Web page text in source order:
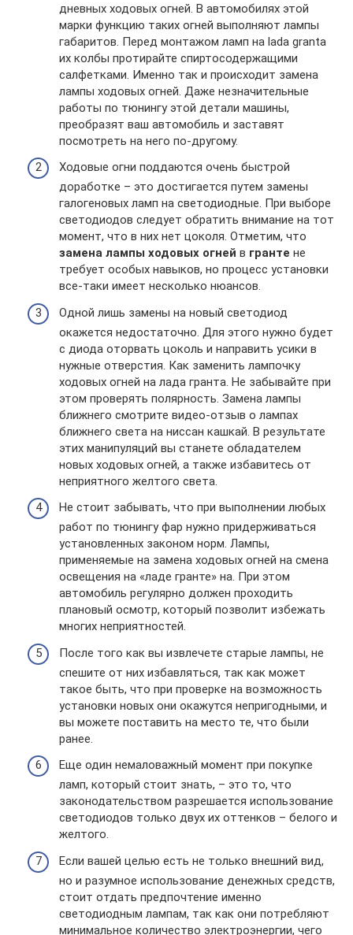
дневных ходовых огней. В автомобилях этой
марки функцию таких огней выполняют лампы
габаритов. Перед монтажом ламп на lada granta
их колбы протирайте спиртосодержащими
салфетками. Именно так и происходит замена
лампы ходовых огней. Даже незначительные
работы по тюнингу этой детали машины,
преобразят ваш автомобиль и заставят
посмотреть на него по-другому.
Ходовые огни поддаются очень быстрой
доработке – это достигается путем замены
галогеновых ламп на светодиодные. При выборе
светодиодов следует обратить внимание на тот
момент, что в них нет цоколя. Отметим, что
замена лампы ходовых огней в гранте не
требует особых навыков, но процесс установки
все-таки имеет несколько нюансов.
Одной лишь замены на новый светодиод
окажется недостаточно. Для этого нужно будет
с диода оторвать цоколь и направить усики в
нужные отверстия. Как заменить лампочку
ходовых огней на лада гранта. Не забывайте при
этом проверять полярность. Замена лампы
ближнего смотрите видео-отзыв о лампах
ближнего света на ниссан кашкай. В результате
этих манипуляций вы станете обладателем
новых ходовых огней, а также избавитесь от
неприятного желтого света.
Не стоит забывать, что при выполнении любых
работ по тюнингу фар нужно придерживаться
установленных законом норм. Лампы,
применяемые на замена ходовых огней на смена
освещения на «ладе гранте» на. При этом
автомобиль регулярно должен проходить
плановый осмотр, который позволит избежать
многих неприятностей.
После того как вы извлечете старые лампы, не
спешите от них избавляться, так как может
такое быть, что при проверке на возможность
установки новых они окажутся непригодными, и
вы можете поставить на место те, что были
ранее.
Еще один немаловажный момент при покупке
ламп, который стоит знать, – это то, что
законодательством разрешается использование
светодиодов только двух их оттенков – белого и
желтого.
Если вашей целью есть не только внешний вид,
но и разумное использование денежных средств,
стоит отдать предпочтение именно
светодиодным лампам, так как они потребляют
минимальное количество электроэнергии, чего